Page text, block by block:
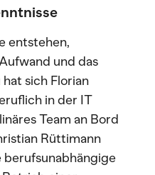
entstehen,
und das
sich Florian
in der IT
Team an Bord
Rüttimann